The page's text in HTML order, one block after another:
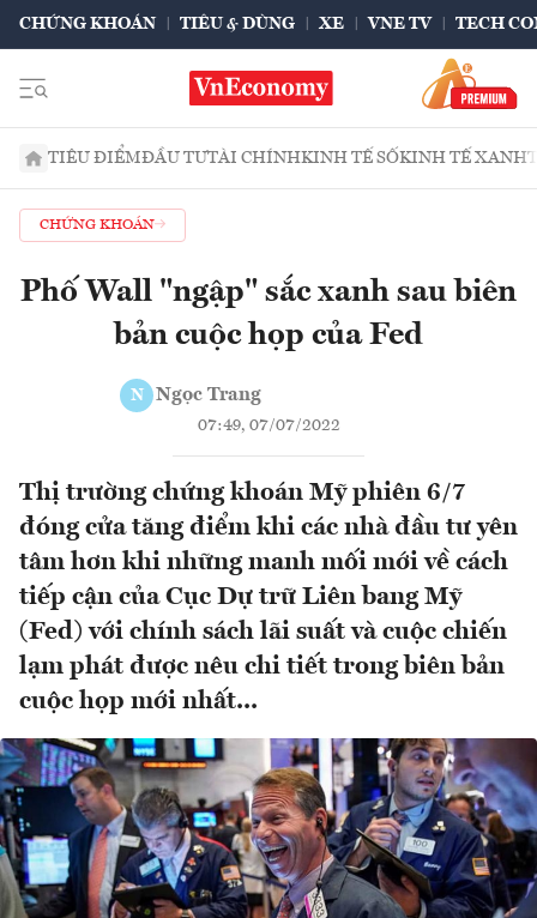
CHỨNG KHOÁN TIÊU & DÙNG XE VNE TV TECH
TIÊU ĐIỂMĐẦU TƯTÀI CHÍNHKINH TẾ SỐKINH TẾ XANH
CHỨNG KHOÁN
Phố Wall "ngập" sắc xanh sau biên
bản cuộc họp của Fed
N Ngọc Trang
07:49, 07/07/2022
Thị trường chứng khoán Mỹ phiên 6/7
đóng cửa tăng điểm khi các nhà đầu tư yên
tâm hơn khi những manh mối mới về cách
tiếp cận của Cục Dự trữ Liên bang Mỹ
(Fed) với chính sách lãi suất và cuộc chiến
lạm phát được nêu chi tiết trong biên bản
cuộc họp mới nhất...